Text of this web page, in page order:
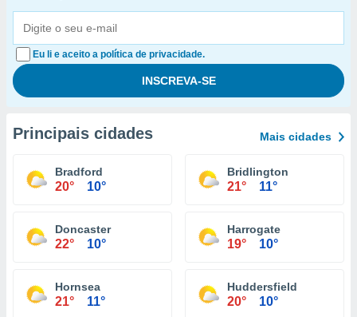
Eu li e aceito a política de privacidade.
Principais cidades Mais cidades
Bradford
20° 10°
Bridlington
21° 11°
Doncaster
22° 10°
Harrogate
19° 10°
Hornsea
21° 11°
Huddersfield
20° 10°